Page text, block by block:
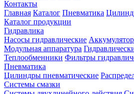
Контакты
Главная Каталог Пневматика
Каталог продукции
Гидравлика
Насосы гидравлические
Модульная аппаратура
Теплообменники Фильтры
Пневматика
Цилиндры пневматические
Системы смазки